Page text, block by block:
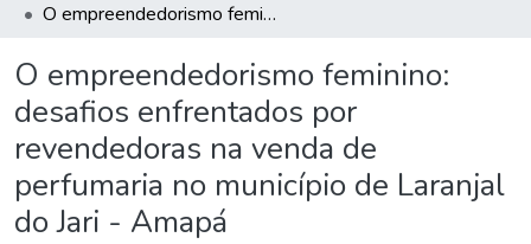
O empreendedorismo feminino: desafios enfrentados por revendedoras na venda de perfumaria no município de Laranjal do Jari - Amapá
O empreendedorismo feminino:
desafios enfrentados por
revendedoras na venda de
perfumaria no município de Laranjal
do Jari - Amapá